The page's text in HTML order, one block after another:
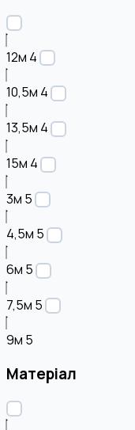
12м 4
10,5м 4
13,5м 4
15м 4
3м 5
4,5м 5
6м 5
7,5м 5
9м 5
Матеріал